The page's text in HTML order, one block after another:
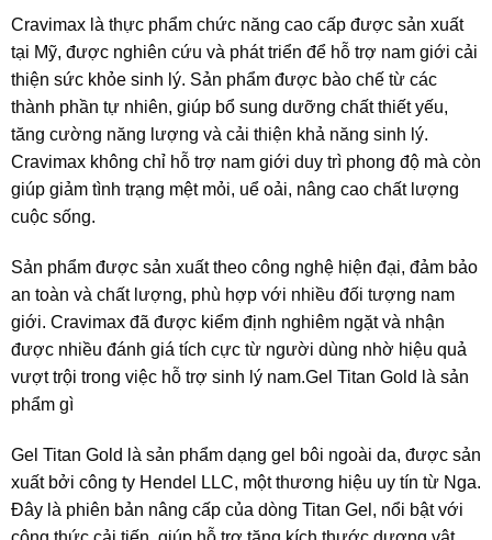
Cravimax là thực phẩm chức năng cao cấp được sản xuất
tại Mỹ, được nghiên cứu và phát triển để hỗ trợ nam giới cải
thiện sức khỏe sinh lý. Sản phẩm được bào chế từ các
thành phần tự nhiên, giúp bổ sung dưỡng chất thiết yếu,
tăng cường năng lượng và cải thiện khả năng sinh lý.
Cravimax không chỉ hỗ trợ nam giới duy trì phong độ mà còn
giúp giảm tình trạng mệt mỏi, uể oải, nâng cao chất lượng
cuộc sống.
Sản phẩm được sản xuất theo công nghệ hiện đại, đảm bảo
an toàn và chất lượng, phù hợp với nhiều đối tượng nam
giới. Cravimax đã được kiểm định nghiêm ngặt và nhận
được nhiều đánh giá tích cực từ người dùng nhờ hiệu quả
vượt trội trong việc hỗ trợ sinh lý nam.Gel Titan Gold là sản
phẩm gì
Gel Titan Gold là sản phẩm dạng gel bôi ngoài da, được sản
xuất bởi công ty Hendel LLC, một thương hiệu uy tín từ Nga.
Đây là phiên bản nâng cấp của dòng Titan Gel, nổi bật với